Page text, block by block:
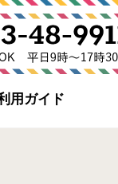
用ガイド